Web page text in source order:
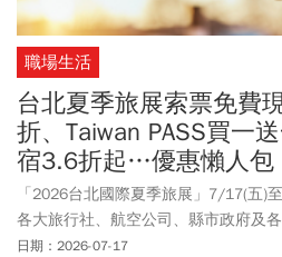
職場生活
台北夏季旅展索票免費
折、Taiwan PASS買一
宿3.6折起…優惠懶人包
「2026台北國際夏季旅展」7/17(五)
各大旅行社、航空公司、縣市政府及
冬旅遊與餐宿優惠。夏季旅展每年吸
日期：2026-07-17